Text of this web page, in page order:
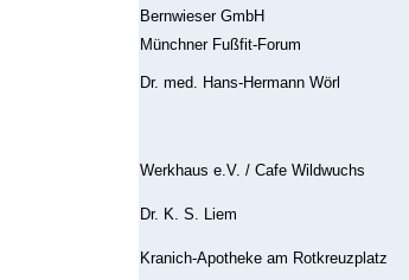
Bernwieser GmbH
Münchner Fußfit-Forum
Dr. med. Hans-Hermann Wörl
Werkhaus e.V. / Cafe Wildwuchs
Dr. K. S. Liem
Kranich-Apotheke am Rotkreuzplatz